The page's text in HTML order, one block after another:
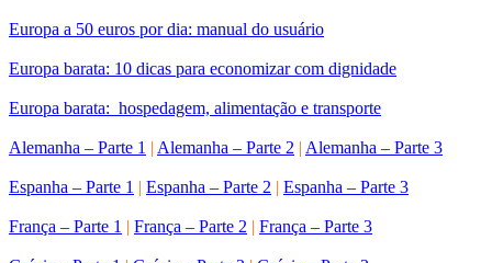
Europa a 50 euros por dia: manual do usuário
Europa barata: 10 dicas para economizar com dignidade
Europa barata: hospedagem, alimentação e transporte
Alemanha – Parte 1 | Alemanha – Parte 2 | Alemanha – Parte 3
Espanha – Parte 1 | Espanha – Parte 2 | Espanha – Parte 3
França – Parte 1 | França – Parte 2 | França – Parte 3